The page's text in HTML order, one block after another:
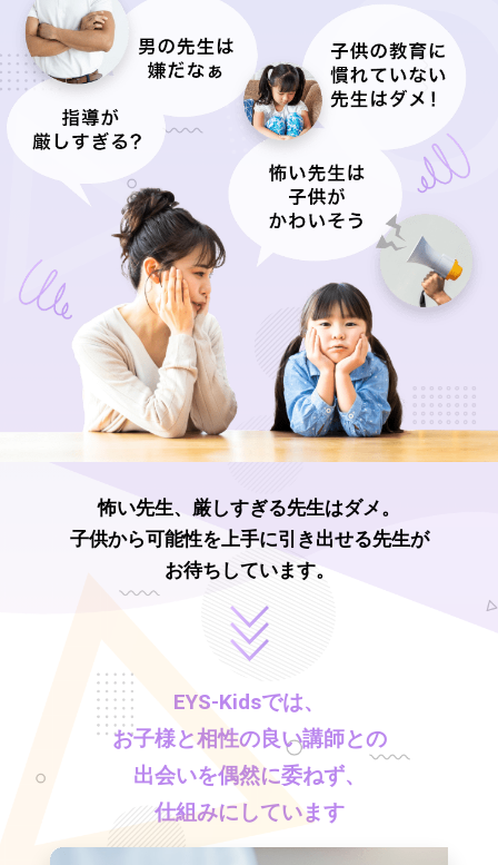
怖い先生、厳しすぎる先生はダメ。
子供から可能性を上手に引き出せる先生が
お待ちしています。
EYS-Kidsでは、
お子様と相性の良い講師との
出会いを偶然に委ねず、
仕組みにしています